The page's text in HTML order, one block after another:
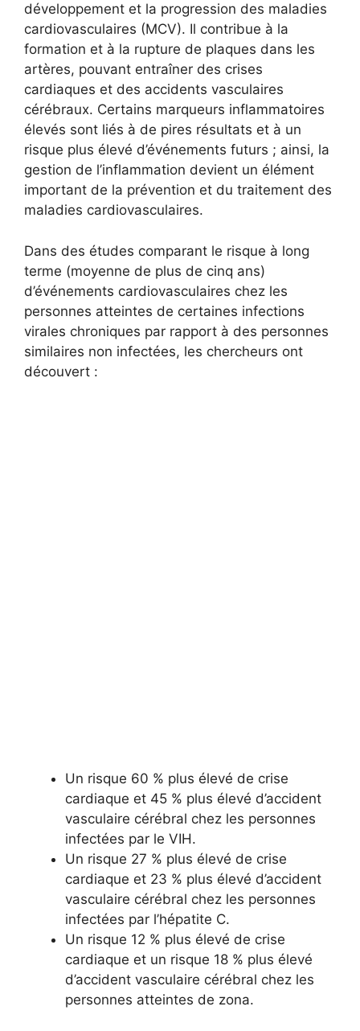
développement et la progression des maladies
cardiovasculaires (MCV). Il contribue à la
formation et à la rupture de plaques dans les
artères, pouvant entraîner des crises
cardiaques et des accidents vasculaires
cérébraux. Certains marqueurs inflammatoires
élevés sont liés à de pires résultats et à un
risque plus élevé d’événements futurs ; ainsi, la
gestion de l’inflammation devient un élément
important de la prévention et du traitement des
maladies cardiovasculaires.
Dans des études comparant le risque à long
terme (moyenne de plus de cinq ans)
d’événements cardiovasculaires chez les
personnes atteintes de certaines infections
virales chroniques par rapport à des personnes
similaires non infectées, les chercheurs ont
découvert :
Un risque 60 % plus élevé de crise
cardiaque et 45 % plus élevé d’accident
vasculaire cérébral chez les personnes
infectées par le VIH.
Un risque 27 % plus élevé de crise
cardiaque et 23 % plus élevé d’accident
vasculaire cérébral chez les personnes
infectées par l’hépatite C.
Un risque 12 % plus élevé de crise
cardiaque et un risque 18 % plus élevé
d’accident vasculaire cérébral chez les
personnes atteintes de zona.